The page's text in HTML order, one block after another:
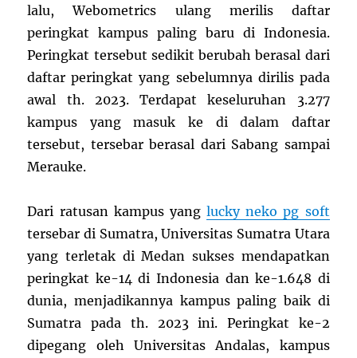
lalu, Webometrics ulang merilis daftar
peringkat kampus paling baru di Indonesia.
Peringkat tersebut sedikit berubah berasal dari
daftar peringkat yang sebelumnya dirilis pada
awal th. 2023. Terdapat keseluruhan 3.277
kampus yang masuk ke di dalam daftar
tersebut, tersebar berasal dari Sabang sampai
Merauke.
Dari ratusan kampus yanglucky neko pg soft
tersebar di Sumatra, Universitas Sumatra Utara
yang terletak di Medan sukses mendapatkan
peringkat ke-14 di Indonesia dan ke-1.648 di
dunia, menjadikannya kampus paling baik di
Sumatra pada th. 2023 ini. Peringkat ke-2
dipegang oleh Universitas Andalas, kampus